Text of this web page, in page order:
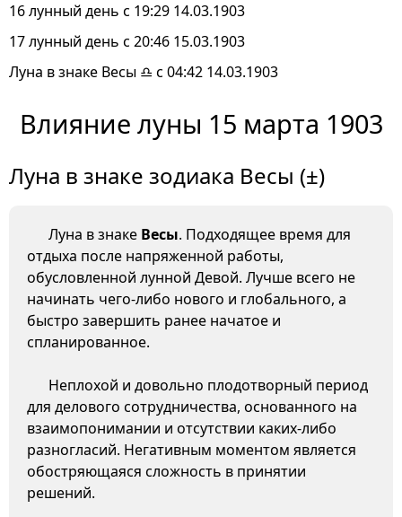
16 лунный день с 19:29 14.03.1903
17 лунный день с 20:46 15.03.1903
Луна в знаке Весы ♎ с 04:42 14.03.1903
Влияние луны 15 марта 1903
Луна в знаке зодиака Весы (±)
Луна в знаке Весы. Подходящее время для
отдыха после напряженной работы,
обусловленной лунной Девой. Лучше всего не
начинать чего-либо нового и глобального, а
быстро завершить ранее начатое и
спланированное.
Неплохой и довольно плодотворный период
для делового сотрудничества, основанного на
взаимопонимании и отсутствии каких-либо
разногласий. Негативным моментом является
обостряющаяся сложность в принятии
решений.